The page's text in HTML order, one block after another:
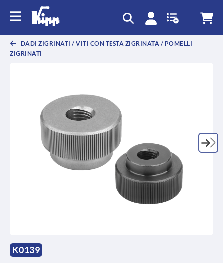
DADI ZIGRINATI / VITI CON TESTA ZIGRINATA / POMELLI
ZIGRINATI
K0139